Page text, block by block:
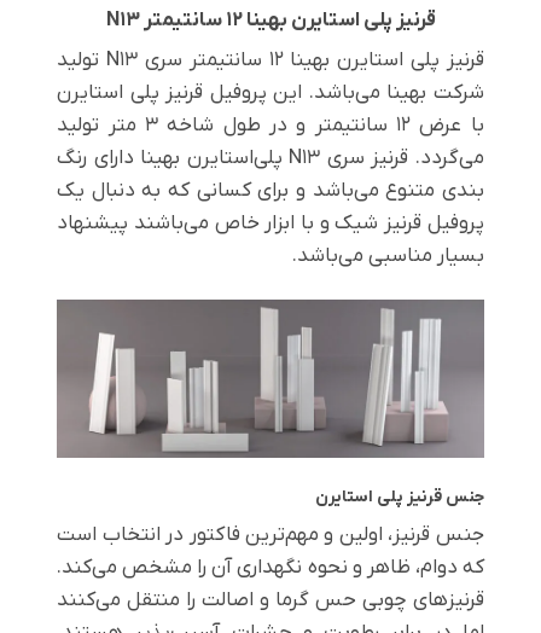
قرنیز پلی استایرن بهینا 12 سانتیمتر N13
قرنیز پلی استایرن بهینا 12 سانتیمتر سری N13 تولید
شرکت بهینا می‌باشد. این پروفیل قرنیز پلی استایرن
با عرض 12 سانتیمتر و در طول شاخه 3 متر تولید
می‌گردد. قرنیز سری N13 پلی‌استایرن بهینا دارای رنگ
بندی متنوع می‌باشد و برای کسانی که به دنبال یک
پروفیل قرنیز شیک و با ابزار خاص می‌باشند پیشنهاد
بسیار مناسبی می‌باشد.
جنس قرنیز پلی‌ استایرن
جنس قرنیز، اولین و مهم‌ترین فاکتور در انتخاب است
که دوام، ظاهر و نحوه نگهداری آن را مشخص می‌کند.
قرنیزهای چوبی حس گرما و اصالت را منتقل می‌کنند